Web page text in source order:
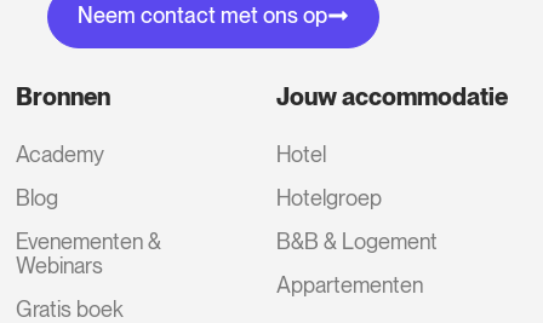
Neem contact met ons op
Bronnen
Academy
Blog
Evenementen &
Webinars
Gratis boek
Jouw accommodatie
Hotel
Hotelgroep
B&B & Logement
Appartementen